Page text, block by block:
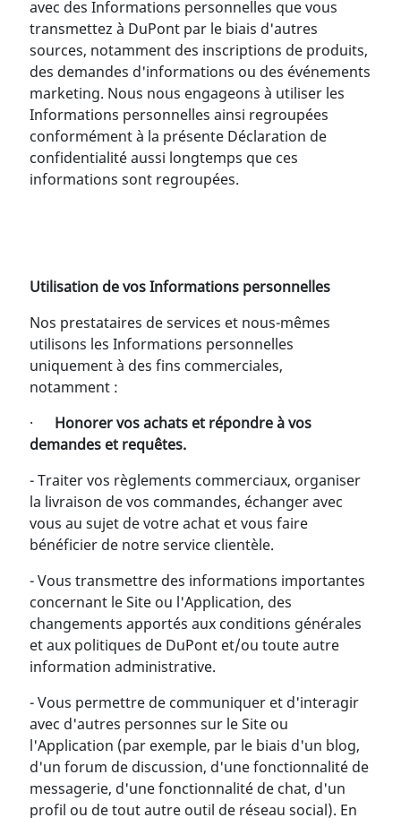
avec des Informations personnelles que vous
transmettez à DuPont par le biais d'autres
sources, notamment des inscriptions de produits,
des demandes d'informations ou des événements
marketing. Nous nous engageons à utiliser les
Informations personnelles ainsi regroupées
conformément à la présente Déclaration de
confidentialité aussi longtemps que ces
informations sont regroupées.
Utilisation de vos Informations personnelles
Nos prestataires de services et nous-mêmes
utilisons les Informations personnelles
uniquement à des fins commerciales,
notamment :
· Honorer vos achats et répondre à vos
demandes et requêtes.
- Traiter vos règlements commerciaux, organiser
la livraison de vos commandes, échanger avec
vous au sujet de votre achat et vous faire
bénéficier de notre service clientèle.
- Vous transmettre des informations importantes
concernant le Site ou l'Application, des
changements apportés aux conditions générales
et aux politiques de DuPont et/ou toute autre
information administrative.
- Vous permettre de communiquer et d'interagir
avec d'autres personnes sur le Site ou
l'Application (par exemple, par le biais d'un blog,
d'un forum de discussion, d'une fonctionnalité de
messagerie, d'une fonctionnalité de chat, d'un
profil ou de tout autre outil de réseau social). En